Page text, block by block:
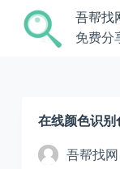
跳
过
吾帮找
免费分
在线颜色识别
吾帮找网